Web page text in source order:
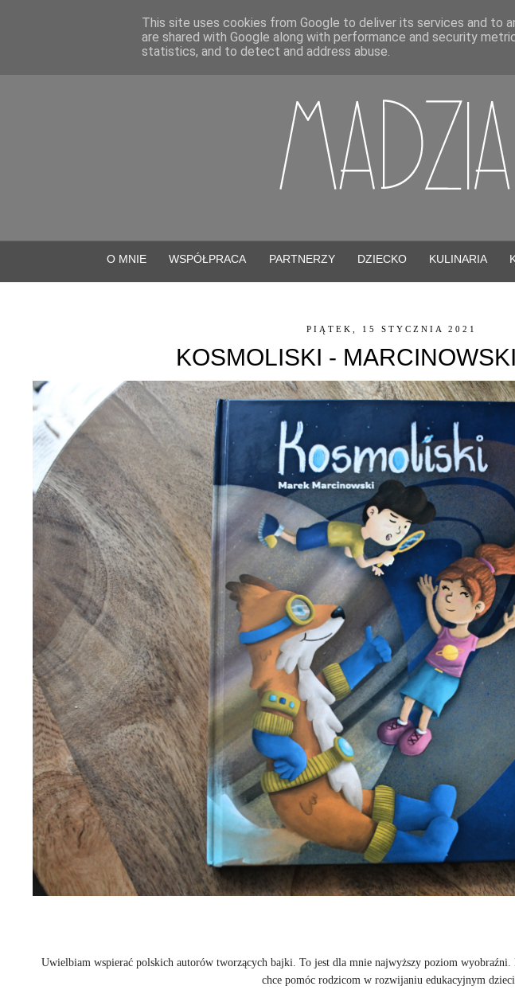
O MNIE WSPÓŁPRACA PARTNERZY DZIECKO KULINARIA
PIĄTEK, 15 STYCZNIA 2021
KOSMOLISKI -
Uwielbiam wspierać polskich autorów tworzących bajki. To jest dla mnie najwyższy poziom wyobraźni.
chce pomóc rodzicom w rozwijaniu edukacyjnym dzieci.
This site uses cookies from Google to deliver its services and to
are shared with Google along with performance and security
statistics, and to detect and address abuse.